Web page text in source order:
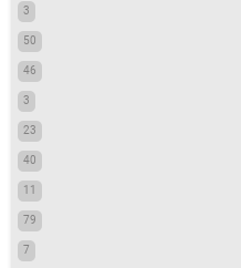
3
50
46
3
23
40
11
79
7